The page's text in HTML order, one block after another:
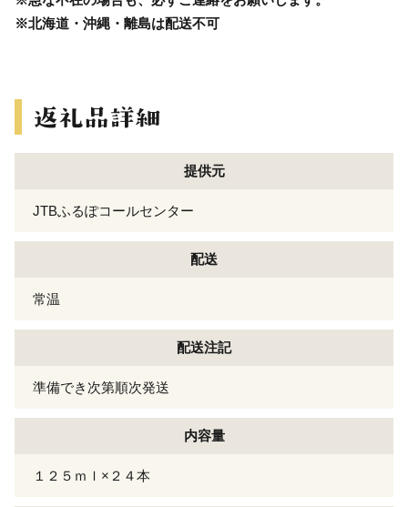
※北海道・沖縄・離島は配送不可
提供元
JTBふるぽコールセンター
配送
常温
配送注記
準備でき次第順次発送
内容量
１２５ｍｌ×２４本